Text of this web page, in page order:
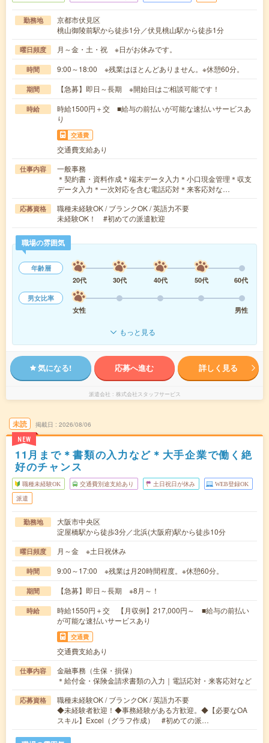
勤務地
京都市伏見区
桃山御陵前駅から徒歩1分／伏見桃山駅から徒歩1分
曜日頻度 月～金・土・祝 ※日がお休みです。
時間 9:00～18:00 ※残業はほとんどありません。※休憩60分。
期間 【急募】即日～長期 ※開始日はご相談可能です！
時給
時給1500円＋交 ■給与の前払いが可能な速払いサービスあ
り
交通費
交通費支給あり
仕事内容
一般事務
＊契約書・資料作成＊端末データ入力＊小口現金管理＊収支
データ入力＊一次対応を含む電話応対＊来客応対な…
応募資格
職種未経験OK / ブランクOK / 英語力不要
未経験OK！ #初めての派遣歓迎
職場の雰囲気
年齢層
20代
30代 40代 50代
60代
男女比率
女性
男性
もっと見る
気になる! 応募へ進む 詳しく見る
派遣会社 株式会社スタッフサービス
未読
NEW
掲載日 2026/08/06
11月まで＊書類の入力など＊大手企業で働く絶
好のチャンス
職種未経験OK 交通費別途支給あり 土日祝日が休み WEB登録OK
派遣
勤務地
大阪市中央区
淀屋橋駅から徒歩3分／北浜(大阪府)駅から徒歩10分
曜日頻度 月～金 ※土日祝休み
時間 9:00～17:00 ※残業は月20時間程度。※休憩60分。
期間 【急募】即日～長期 ※8月～！
時給
時給1550円＋交 【月収例】217,000円～ ■給与の前払い
が可能な速払いサービスあり
交通費
交通費支給あり
仕事内容
金融事務（生保・損保）
＊給付金・保険金請求書類の入力｜電話応対・来客応対など
応募資格
職種未経験OK / ブランクOK / 英語力不要
◆未経験者歓迎！◆事務経験がある方歓迎。◆【必要なOA
スキル】Excel（グラフ作成） #初めての派…